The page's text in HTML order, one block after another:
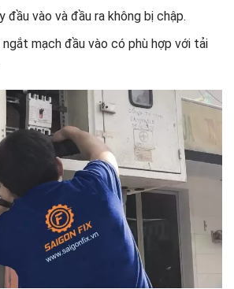
đầu vào và đầu ra không bị chập.
mạch đầu vào có phù hợp với tải